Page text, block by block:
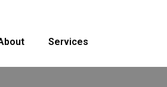
Services